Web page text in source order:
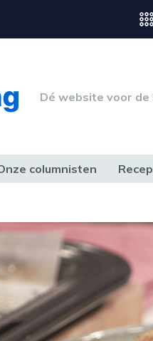
Dé website voor de
columnisten